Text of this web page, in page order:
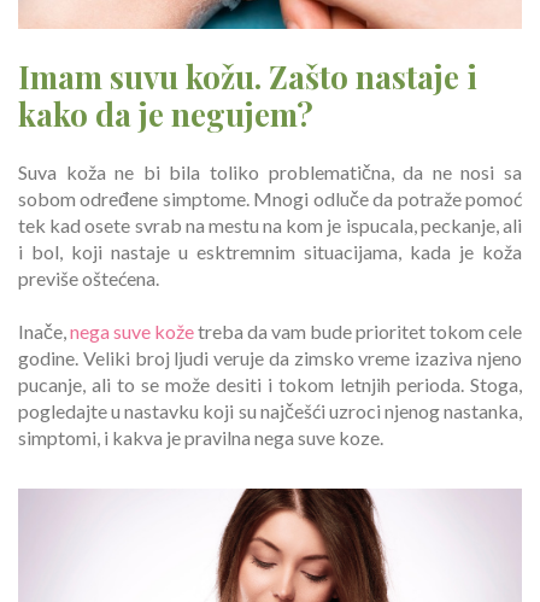
Imam suvu kožu. Zašto nastaje i
kako da je negujem?
Suva koža ne bi bila toliko problematična, da ne nosi sa
sobom određene simptome. Mnogi odluče da potraže pomoć
tek kad osete svrab na mestu na kom je ispucala, peckanje, ali
i bol, koji nastaje u esktremnim situacijama, kada je koža
previše oštećena.
Inače,nega suve kožetreba da vam bude prioritet tokom cele
godine. Veliki broj ljudi veruje da zimsko vreme izaziva njeno
pucanje, ali to se može desiti i tokom letnjih perioda. Stoga,
pogledajte u nastavku koji su najčešći uzroci njenog nastanka,
simptomi, i kakva je pravilna nega suve koze.